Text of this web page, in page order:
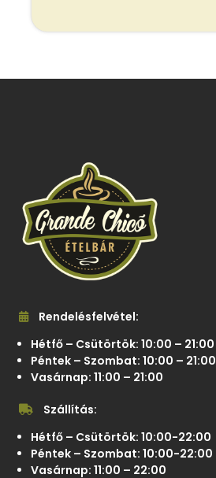
Rendelésfelvétel:
Hétfő – Csütörtök: 10:00 – 21:00
Péntek – Szombat: 10:00 – 21:00
Vasárnap: 11:00 – 21:00
Szállítás:
Hétfő – Csütörtök: 10:00-22:00
Péntek – Szombat: 10:00-22:00
Vasárnap: 11:00 – 22:00